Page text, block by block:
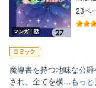
マンガ｜話
23ペ
魔導書を持つ地味な公
され、全てを横…もっ